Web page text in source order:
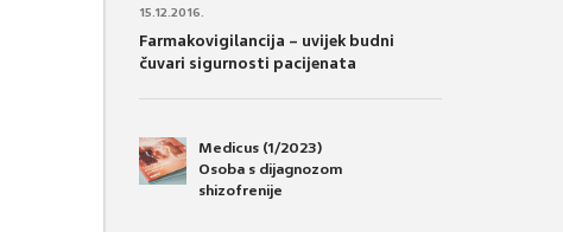
15.12.2016.
Farmakovigilancija – uvijek budni
čuvari sigurnosti pacijenata
Medicus (1/2023)
Osoba s dijagnozom
shizofrenije